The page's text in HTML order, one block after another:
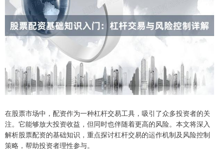
在股票市场中，配资作为一种杠杆交易工具，吸引了众多投资者的关
注。它能够放大投资收益，但同时也伴随着更高的风险。本文将深入
解析股票配资的基础知识，重点探讨杠杆交易的运作机制及风险控制
策略，帮助投资者理性参与。